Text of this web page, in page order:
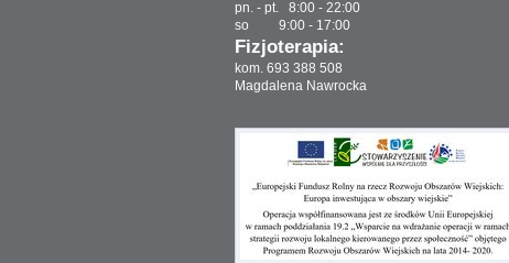
pn. - pt. 8:00 - 22:00
so 9:00 - 17:00
Fizjoterapia:
kom. 693 388 508
Magdalena Nawrocka